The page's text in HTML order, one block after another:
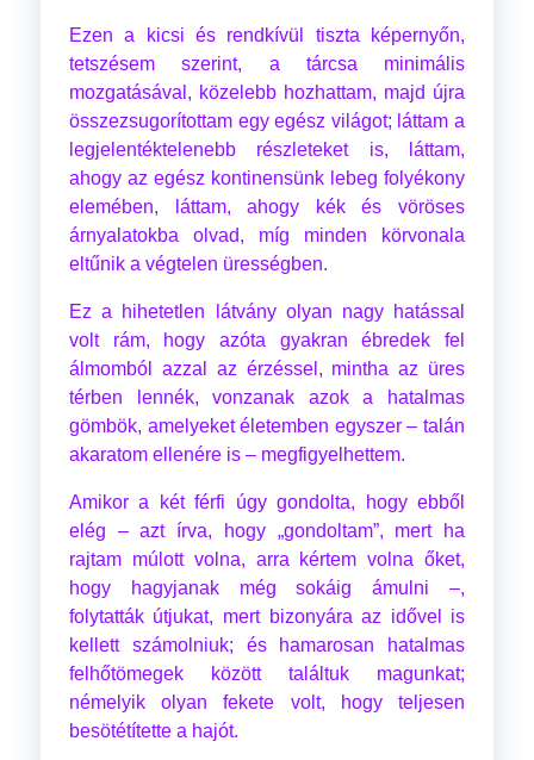
Ezen a kicsi és rendkívül tiszta képernyőn,
tetszésem szerint, a tárcsa minimális
mozgatásával, közelebb hozhattam, majd újra
összezsugorítottam egy egész világot; láttam a
legjelentéktelenebb részleteket is, láttam,
ahogy az egész kontinensünk lebeg folyékony
elemében, láttam, ahogy kék és vöröses
árnyalatokba olvad, míg minden körvonala
eltűnik a végtelen ürességben.
Ez a hihetetlen látvány olyan nagy hatással
volt rám, hogy azóta gyakran ébredek fel
álmomból azzal az érzéssel, mintha az üres
térben lennék, vonzanak azok a hatalmas
gömbök, amelyeket életemben egyszer – talán
akaratom ellenére is – megfigyelhettem.
Amikor a két férfi úgy gondolta, hogy ebből
elég – azt írva, hogy „gondoltam”, mert ha
rajtam múlott volna, arra kértem volna őket,
hogy hagyjanak még sokáig ámulni –,
folytatták útjukat, mert bizonyára az idővel is
kellett számolniuk; és hamarosan hatalmas
felhőtömegek között találtuk magunkat;
némelyik olyan fekete volt, hogy teljesen
besötétítette a hajót.